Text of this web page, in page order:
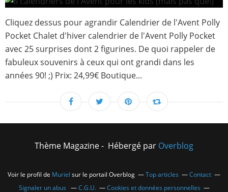
Cliquez dessus pour agrandir Calendrier de l'Avent Polly
Pocket Chalet d'hiver calendrier de l'Avent Polly Pocket
avec 25 surprises dont 2 figurines. De quoi rappeler de
fabuleux souvenirs à ceux qui ont grandi dans les
années 90! ;) Prix: 24,99€ Boutique...
Thème Magazine - Hébergé par Overblog
Voir le profil de Muriel sur le portail Overblog Top articles
Contact
Signaler un abus
C.G.U. Cookies et données personnelles